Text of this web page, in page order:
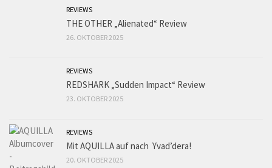
REVIEWS
THE OTHER „Alienated“ Review
26. OKTOBER 2025
REVIEWS
REDSHARK „Sudden Impact“ Review
23. OKTOBER 2025
REVIEWS
Mit AQUILLA auf nach Yvad’dera!
20. OKTOBER 2025